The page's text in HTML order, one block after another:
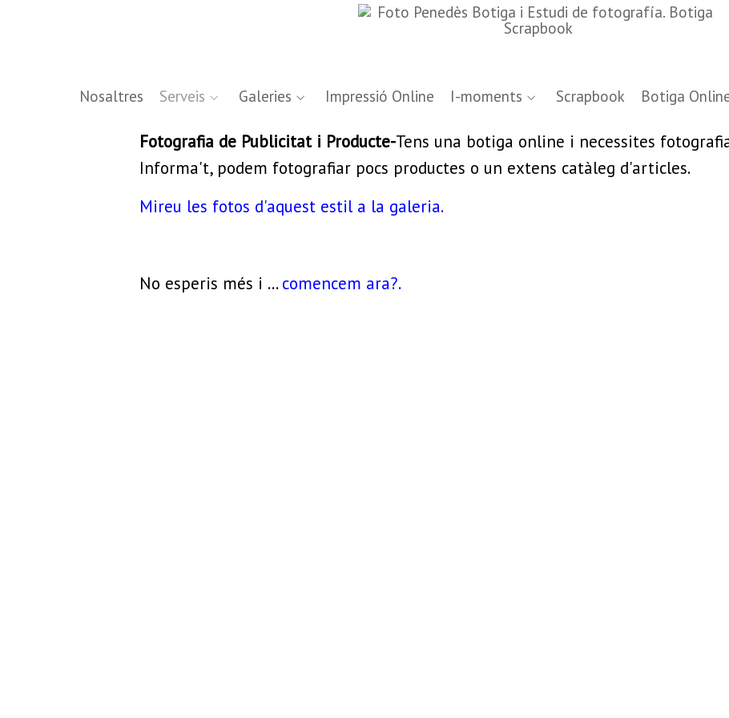
Nosaltres Serveis Galeries Impressió Online I-moments Scrapbook Botiga
Fotografia de Publicitat i Producte-Tens una botiga online i necessites
Informa't, podem fotografiar pocs productes o un extens catàleg d'articles.
Mireu les fotos d'aquest estil a la galeria.
No esperis més i ... comencem ara?.